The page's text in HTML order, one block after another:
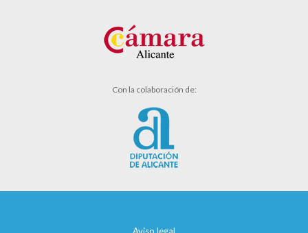
Con la colaboración de:
Aviso legal